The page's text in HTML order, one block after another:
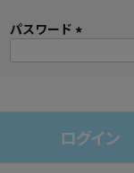
ポリッシュ・マニキュア
パスワード
)
ログイン